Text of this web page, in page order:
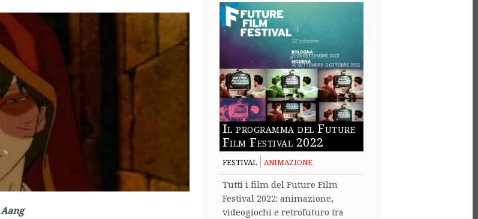
Il programma del Future
Film Festival 2022
FESTIVAL ANIMAZIONE
Tutti i film del Future Film
Festival 2022: animazione,
videogiochi e retrofuturo tra